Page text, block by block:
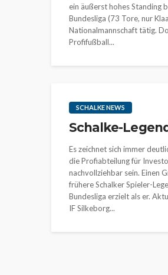
ein äußerst hohes Standing
Bundesliga (73 Tore, nur
Nationalmannschaft tätig.
Profifußball...
SCHALKE NEWS
Schalke-
Es zeichnet sich immer
die Profiabteilung für
nachvollziehbar sein. Einen
frühere Schalker Spieler-
Bundesliga erzielt als er.
IF Silkeborg...